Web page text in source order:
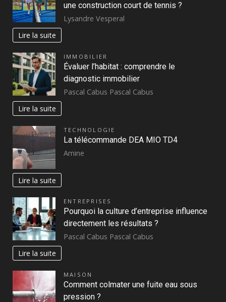
une construction court de tennis ?
Lysandre Vesperal
Lire la suite
IMMOBILIER
Évaluer l’habitat : comprendre le
diagnostic immobilier
Pascal Cabus Pascal Cabus
Lire la suite
TECHNOLOGIE
La télécommande DEA MIO TD4
Amine
Lire la suite
ENTREPRISES
Pourquoi la culture d’entreprise influence
directement les résultats ?
Pascal Cabus Pascal Cabus
Lire la suite
MAISON
Comment colmater une fuite eau sous
pression ?